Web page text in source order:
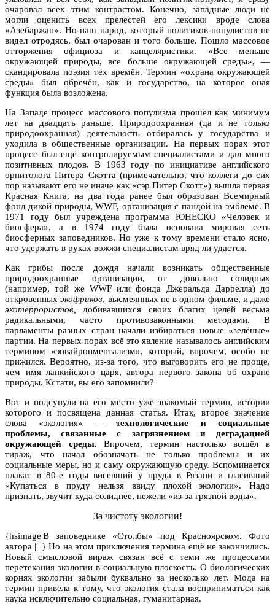
очаровал всех этим контрастом. Конечно, западные люди не
могли оценить всех прелестей его лексики вроде слова
«Азебаржан». Но наш народ, который политиков-популистов не
видел отродясь, был очарован и того больше. Пошло массовое
отторжения официоза и канцеляристики. «Все меньше
окружающей природы, все больше окружающей среды», —
скандировала поэзия тех времён. Термин «охрана окружающей
среды» был обречён, как и государство, на которое оная
функция была возложена.
На Западе процесс массового популизма прошёл как минимум
лет на двадцать раньше. Природоохранная (да и не только
природоохранная) деятельность отбиралась у государства и
уходила в общественные организации. На первых порах этот
процесс был ещё контролируемым специалистами и дал много
позитивных плодов. В 1963 году по инициативе английского
орнитолога Питера Скотта (примечательно, что коллеги до сих
пор называют его не иначе как «сэр Питер Скотт») вышла первая
Красная Книга, на два года ранее был образован Всемирный
фонд дикой природы, WWF, организация с пандой на эмблеме. В
1971 году был учреждена программа ЮНЕСКО «Человек и
биосфера», а в 1974 году была основана мировая сеть
биосферных заповедников. Но уже к тому времени стало ясно,
что удержать в руках вожжи специалистам вряд ли удастся.
Как грибы после дождя начали возникать общественные
природоохранные организации, от довольно солидных
(например, той же WWF или фонда Джеральда Даррелла) до
откровенныхэкофриков, высмеянных не в одном фильме, и даже
экотеррористов,
добивавшихся своих благих целей весьма
радикальными, часто противозаконными методами. В
парламенты разных стран начали избираться новые «зелёные»
партии. На первых порах всё это явление называлось английским
термином «энвайронментализм», который, впрочем, особо не
прижился. Вероятно, из-за того, что выговорить его не проще,
чем имя ланкийского царя, автора первого закона об охране
природы. Кстати, вы его запомнили?
Вот и подсунули на его место уже знакомый термин, истории
которого и посвящена данная статья. Итак, второе значение
слова «экология» —технологические и социальные
проблемы, связанные с загрязнением и деградацией
окружающей среды.Впрочем, термин настолько вошёл в
тираж, что начал обозначать не только проблемы и их
социальные меры, но и саму окружающую среду. Вспоминается
плакат в 80-е годы висевший у пруда в Рязани и гласивший
«Купаться в пруду нельзя ввиду плохой экологии». Надо
признать, звучит куда солиднее, нежели «из-за грязной воды».
За чистоту экологии!
{hsimage|В заповеднике «Столбы» под Красноярском. Фото
автора ||||} Но на этом приключения термина ещё не закончились.
Новый смысловой вираж связан всё с теми же процессами
перетекания экологии в социальную плоскость. О биологических
корнях экологии забыли буквально за несколько лет. Мода на
термин привела к тому, что экология стала восприниматься как
наука исключительно социальная, гуманитарная.